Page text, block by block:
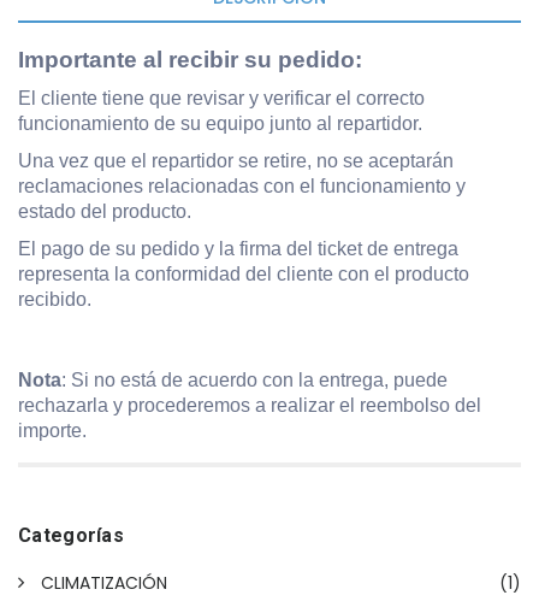
Importante al recibir su pedido:
El cliente tiene que revisar y verificar el correcto
funcionamiento de su equipo junto al repartidor.
Una vez que el repartidor se retire, no se aceptarán
reclamaciones relacionadas con el funcionamiento y
estado del producto.
El pago de su pedido y la firma del ticket de entrega
representa la conformidad del cliente con el producto
recibido.
Nota: Si no está de acuerdo con la entrega, puede
rechazarla y procederemos a realizar el reembolso del
importe.
Categorías
CLIMATIZACIÓN
(1)